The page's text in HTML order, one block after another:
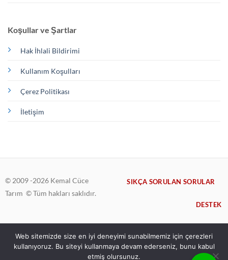
Koşullar ve Şartlar
Hak İhlali Bildirimi
Kullanım Koşulları
Çerez Politikası
İletişim
© 2009 -2026 Kemal Cüce
Tarım © Tüm hakları saklıdır.
SIKÇA SORULAN SORULAR
DESTEK
BODUR ARMUT & AYVA ANAÇLARI
BODUR ELMA ANAÇLARI
BODUR KAYISI & ERIK ANAÇLARI
Web sitemizde size en iyi deneyimi sunabilmemiz için çerezleri
kullanıyoruz. Bu siteyi kullanmaya devam ederseniz, bunu kabul
etmiş olursunuz.